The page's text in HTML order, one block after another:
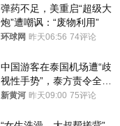
弹药不足，美重启“超级大
炮”遭嘲讽：“废物利用”
环球网 昨天06:56 74评论
中国游客在泰国机场遭“歧
视性手势”，泰方责令全面
调查，对责任人采取最严厉
新黄河 昨天09:00 75评论